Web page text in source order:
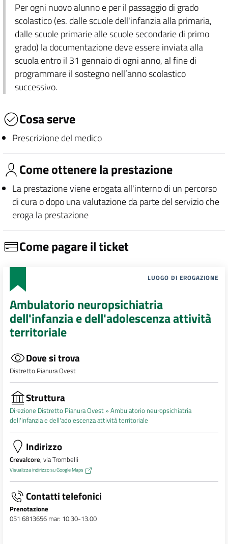
Per ogni nuovo alunno e per il passaggio di grado
scolastico (es. dalle scuole dell'infanzia alla primaria,
dalle scuole primarie alle scuole secondarie di primo
grado) la documentazione deve essere inviata alla
scuola entro il 31 gennaio di ogni anno, al fine di
programmare il sostegno nell’anno scolastico
successivo.
Cosa serve
Prescrizione del medico
Come ottenere la prestazione
La prestazione viene erogata all'interno di un percorso
di cura o dopo una valutazione da parte del servizio che
eroga la prestazione
Come pagare il ticket
LUOGO DI EROGAZIONE
Ambulatorio neuropsichiatria
dell'infanzia e dell'adolescenza attività
territoriale
Dove si trova
Distretto Pianura Ovest
Struttura
Direzione Distretto Pianura Ovest »Ambulatorio neuropsichiatria
dell'infanzia e dell'adolescenza attività territoriale
Indirizzo
Crevalcore, via Trombelli
Visualizza indirizzo su Google Maps
Contatti telefonici
Prenotazione
051 6813656 mar: 10.30-13.00